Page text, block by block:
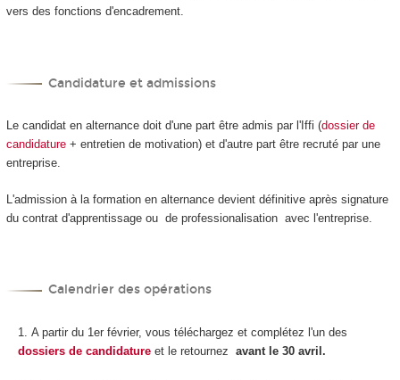
vers des fonctions d'encadrement.
Candidature et admissions
Le candidat en alternance doit d'une part être admis par l'Iffi (dossier de
candidature+ entretien de motivation) et d'autre part être recruté par une
entreprise.
L'admission à la formation en alternance devient définitive après signature
du contrat d'apprentissage ou de professionalisation avec l'entreprise.
Calendrier des opérations
A partir du 1er février, vous téléchargez et complétez l'un des
dossiers de candidatureet le retournez avant le 30 avril.